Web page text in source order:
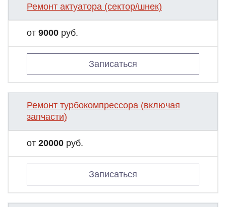
Ремонт актуатора (сектор/шнек)
от 9000 руб.
Записаться
Ремонт турбокомпрессора (включая
запчасти)
от 20000 руб.
Записаться